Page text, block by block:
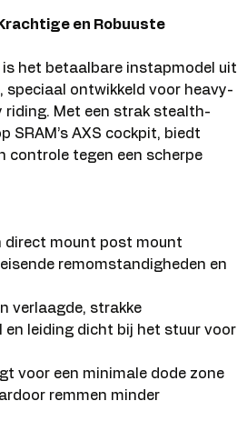
en Robuuste
is het betaalbare instapmodel uit
speciaal ontwikkeld voor heavy-
Met een strak stealth-
SRAM’s AXS cockpit, biedt
controle tegen een scherpe
direct mount post mount
remomstandigheden en
verlaagde, strakke
leiding dicht bij het stuur voor
voor een minimale dode zone
remmen minder